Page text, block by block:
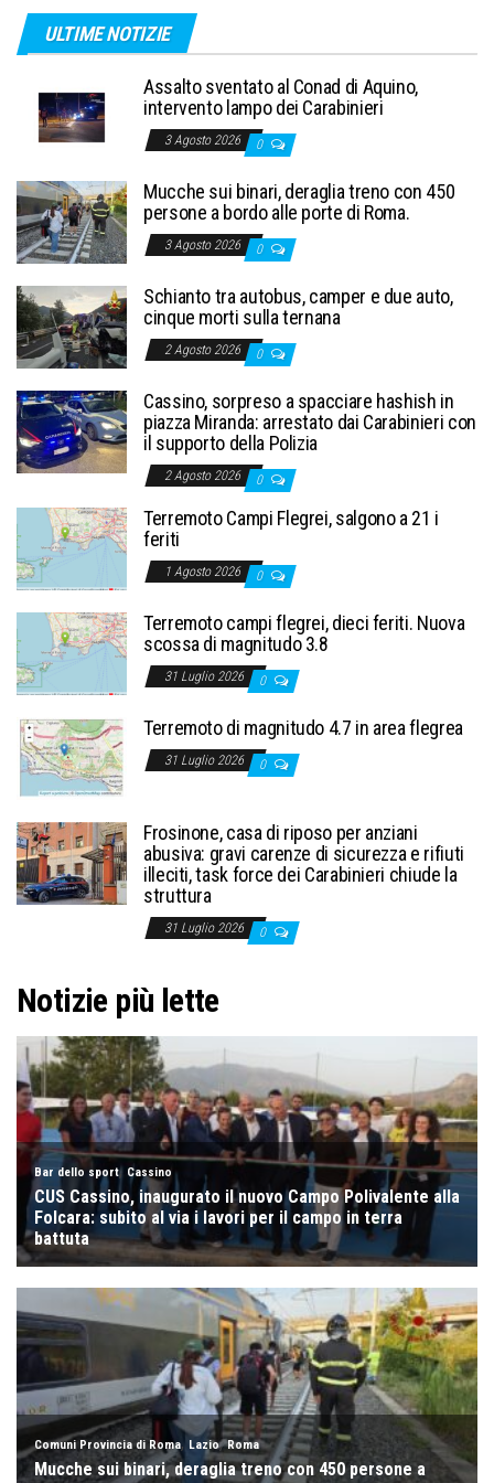
ULTIME NOTIZIE
Assalto sventato al Conad di Aquino,
intervento lampo dei Carabinieri
3 Agosto 2026 0
Mucche sui binari, deraglia treno con 450
persone a bordo alle porte di Roma.
3 Agosto 2026 0
Schianto tra autobus, camper e due auto,
cinque morti sulla ternana
2 Agosto 2026 0
Cassino, sorpreso a spacciare hashish in
piazza Miranda: arrestato dai Carabinieri con
il supporto della Polizia
2 Agosto 2026 0
Terremoto Campi Flegrei, salgono a 21 i
feriti
1 Agosto 2026 0
Terremoto campi flegrei, dieci feriti. Nuova
scossa di magnitudo 3.8
31 Luglio 2026 0
Terremoto di magnitudo 4.7 in area flegrea
31 Luglio 2026 0
Frosinone, casa di riposo per anziani
abusiva: gravi carenze di sicurezza e rifiuti
illeciti, task force dei Carabinieri chiude la
struttura
31 Luglio 2026 0
Notizie più lette